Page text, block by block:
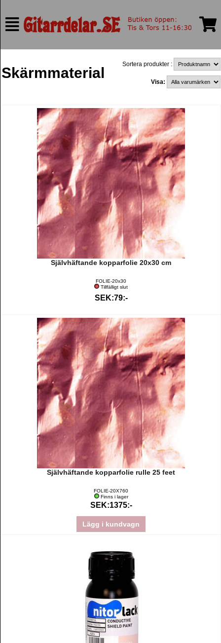
Skärmmaterial
Sortera produkter :
Visa:
Självhäftande kopparfolie 20x30 cm
FOLIE-20x30
Tillfälligt slut
SEK:79:-
Självhäftande kopparfolie rulle 25 feet
FOLIE-20X760
Finns i lager
SEK:1375:-
Lägg i kundvagn